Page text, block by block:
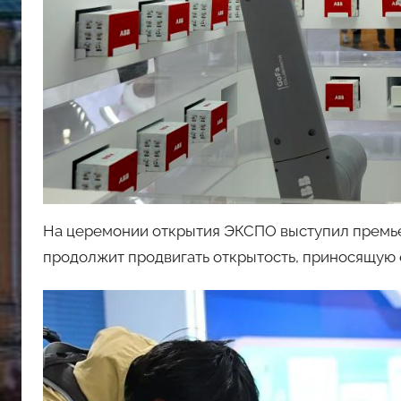
На церемонии открытия ЭКСПО выступил
продолжит продвигать открытость,